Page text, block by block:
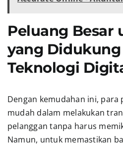
Peluang Besar
yang
Teknologi
Dengan kemudahan ini, para
mudah dalam melakukan
pelanggan tanpa harus
Namun, untuk memastikan